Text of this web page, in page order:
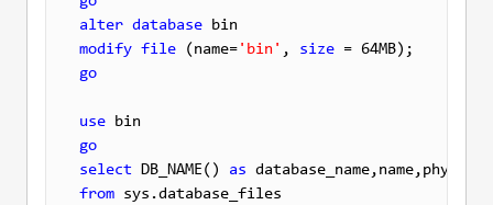
alter database
modify file (name= 'bin' , size
go
use
go
select DB_NAME() as
from